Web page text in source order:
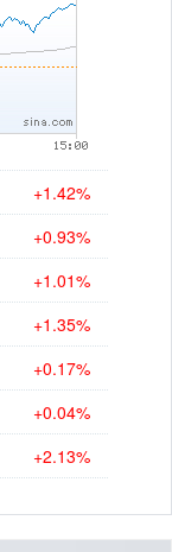
+1.42%
+0.93%
+1.01%
+1.35%
+0.17%
+0.04%
+2.13%